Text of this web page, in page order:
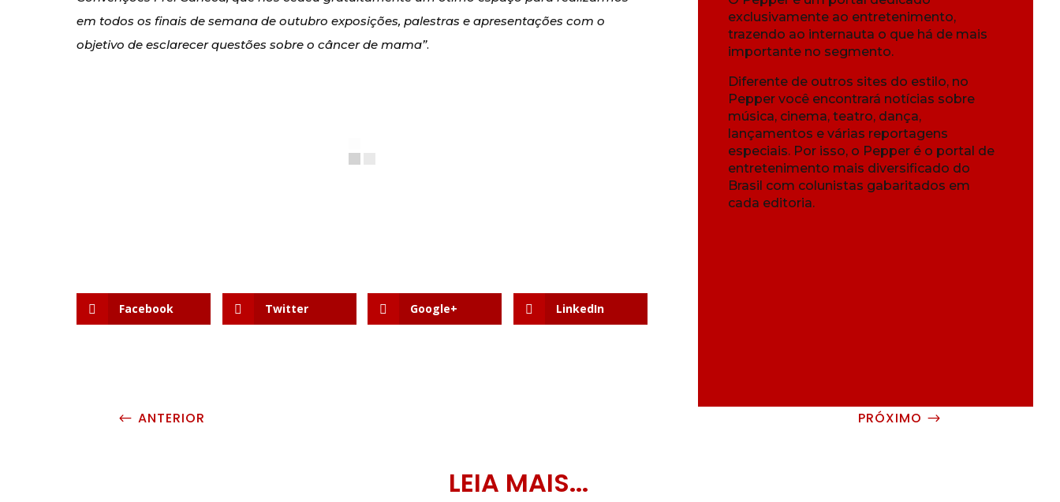
em todos os finais de semana de outubro exposições, palestras e apresentações com o
objetivo de esclarecer questões sobre o câncer de mama”.
Facebook Twitter Google+ LinkedIn
exclusivamente ao entretenimento,
trazendo ao internauta o que há de mais
importante no segmento.
Diferente de outros sites do estilo, no
Pepper você encontrará notícias sobre
música, cinema, teatro, dança,
lançamentos e várias reportagens
especiais. Por isso, o Pepper é o portal de
entretenimento mais diversificado do
Brasil com colunistas gabaritados em
cada editoria.
# ANTERIOR PRÓXIMO $
LEIA MAIS...